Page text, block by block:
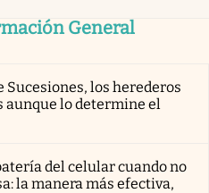
General
Sucesiones, los herederos
aunque lo determine el
del celular cuando no
la manera más efectiva,